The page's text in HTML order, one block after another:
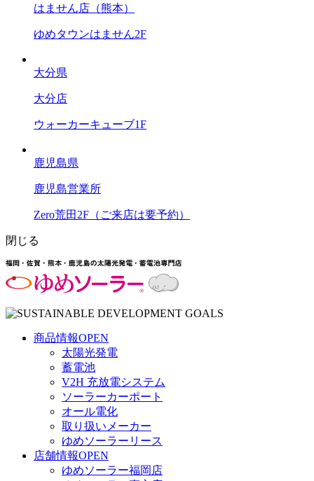
はません店（熊本）
ゆめタウンはません2F
大分県
大分店
ウォーカーキューブ1F
鹿児島県
鹿児島営業所
Zero荒田2F（ご来店は要予約）
閉じる
商品情報OPEN
太陽光発電
蓄電池
V2H 充放電システム
ソーラーカーポート
オール電化
取り扱いメーカー
ゆめソーラーリース
店舗情報OPEN
ゆめソーラー福岡店